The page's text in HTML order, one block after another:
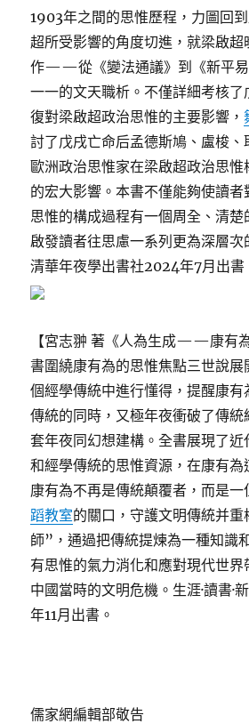
1903年之間的思惟歷程，力圖回
超所受影響的角度切進，就梁啟
作——從《變法通議》到《新平
一一的文天職析。不僅詳細考核
復對梁啟超政治思惟的主要影響，
討了戊戌亡命后孟德斯鳩、盧梭
歐洲政治思惟家在梁啟超政治思惟
的宏大影響。本書不僅能夠使讀者
思惟的構成過程有一個周全、清
啟發讀者往思慮一系列更為深層次
清華年夜學出書社2024年7月出書
【宮志翀 著《人為生成——康有
書圍繞康有為的思惟焦點三世說
個經學傳統中進行懂得，提醒康
傳統的同時，又極年夜衝破了傳
套年夜同幻想建構。全書展現了近
和經學傳統的思惟資源，在康有為
康有為不再是傳統顛覆者，而是
蹈教室的關口，守護文明傳統并
師”，通過把傳統提煉為一種知識
有思惟的氣力消化和應對現代世
中國當時的文明危機。生涯·讀書·
年11月出書。
儒家網編輯部敬告